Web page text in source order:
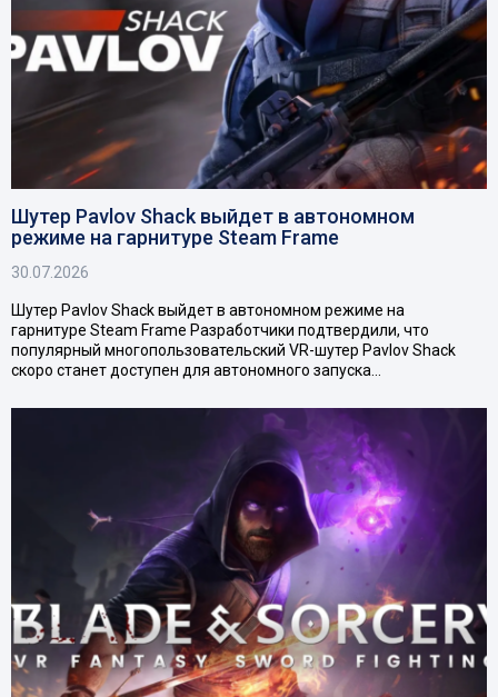
Шутер Pavlov Shack выйдет в автономном
режиме на гарнитуре Steam Frame
30.07.2026
Шутер Pavlov Shack выйдет в автономном режиме на
гарнитуре Steam Frame Разработчики подтвердили, что
популярный многопользовательский VR-шутер Pavlov Shack
скоро станет доступен для автономного запуска…